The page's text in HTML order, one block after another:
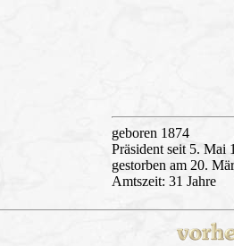
geboren 1874
Präsident seit 5. Mai
gestorben am 20.
Amtszeit: 31 Jahre